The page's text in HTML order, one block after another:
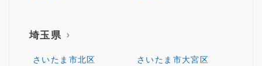
埼玉県
さいたま市北区
さいたま市大宮区